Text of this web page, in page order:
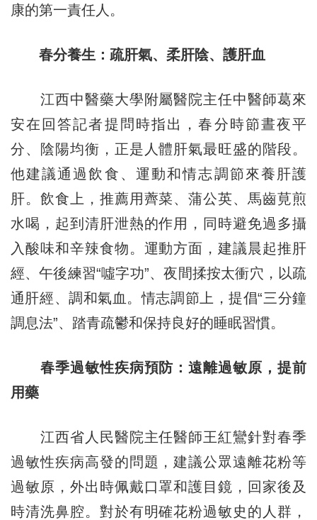
康的第一責任人。
春分養生：疏肝氣、柔肝陰、護肝血
江西中醫藥大學附屬醫院主任中醫師葛來
安在回答記者提問時指出，春分時節晝夜平
分、陰陽均衡，正是人體肝氣最旺盛的階段。
他建議通過飲食、運動和情志調節來養肝護
肝。飲食上，推薦用薺菜、蒲公英、馬齒莧煎
水喝，起到清肝泄熱的作用，同時避免過多攝
入酸味和辛辣食物。運動方面，建議晨起推肝
經、午後練習“噓字功”、夜間揉按太衝穴，以疏
通肝經、調和氣血。情志調節上，提倡“三分鐘
調息法”、踏青疏鬱和保持良好的睡眠習慣。
春季過敏性疾病預防：遠離過敏原，提前
用藥
江西省人民醫院主任醫師王紅鸞針對春季
過敏性疾病高發的問題，建議公眾遠離花粉等
過敏原，外出時佩戴口罩和護目鏡，回家後及
時清洗鼻腔。對於有明確花粉過敏史的人群，